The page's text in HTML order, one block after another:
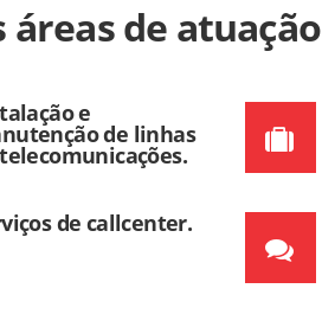
áreas de atuação
e
de linhas
de callcenter.